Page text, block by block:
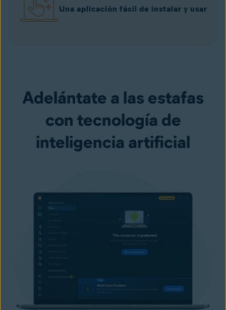
Una aplicación fácil de instalar y usar
Adelántate a las estafas
con tecnología de
inteligencia artificial